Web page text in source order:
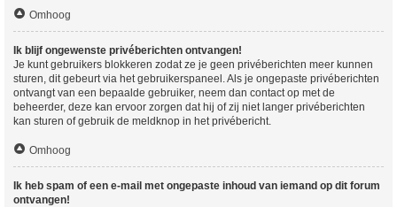
Omhoog
Ik blijf ongewenste privéberichten ontvangen!
Je kunt gebruikers blokkeren zodat ze je geen privéberichten meer kunnen
sturen, dit gebeurt via het gebruikerspaneel. Als je ongepaste privéberichten
ontvangt van een bepaalde gebruiker, neem dan contact op met de
beheerder, deze kan ervoor zorgen dat hij of zij niet langer privéberichten
kan sturen of gebruik de meldknop in het privébericht.
Omhoog
Ik heb spam of een e-mail met ongepaste inhoud van iemand op dit forum
ontvangen!